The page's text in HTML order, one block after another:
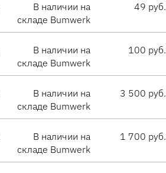
В наличии на
складе Bumwerk
49 руб.
В наличии на
складе Bumwerk
100 руб.
В наличии на
складе Bumwerk
3 500 руб.
В наличии на
складе Bumwerk
1 700 руб.